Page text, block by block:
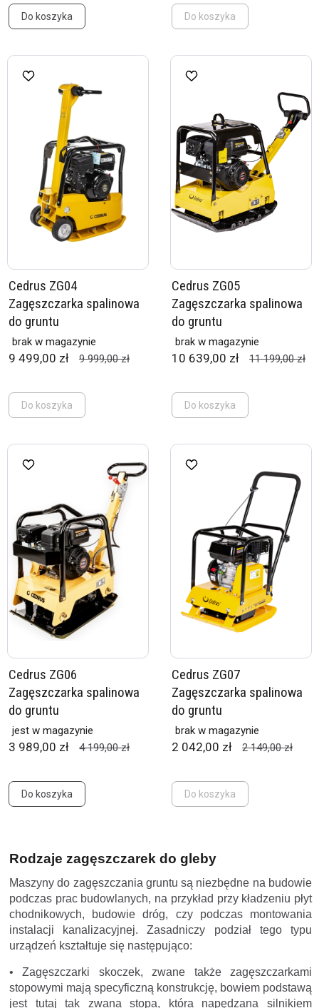
Do koszyka Do koszyka
Cedrus ZG04
Zagęszczarka spalinowa
do gruntu
brak w magazynie
9 499,00 zł 9 999,00 zł
Do koszyka
Cedrus ZG05
Zagęszczarka spalinowa
do gruntu
brak w magazynie
10 639,00 zł 11 199,00 zł
Do koszyka
Cedrus ZG06
Zagęszczarka spalinowa
do gruntu
jest w magazynie
3 989,00 zł 4 199,00 zł
Do koszyka
Cedrus ZG07
Zagęszczarka spalinowa
do gruntu
brak w magazynie
2 042,00 zł 2 149,00 zł
Do koszyka
Rodzaje zagęszczarek do gleby
Maszyny do zagęszczania gruntu są niezbędne na budowie
podczas prac budowlanych, na przykład przy kładzeniu płyt
chodnikowych, budowie dróg, czy podczas montowania
instalacji kanalizacyjnej. Zasadniczy podział tego typu
urządzeń kształtuje się następująco:
• Zagęszczarki skoczek, zwane także zagęszczarkami
stopowymi mają specyficzną konstrukcję, bowiem podstawą
jest tutaj tak zwana stopa, która napędzana silnikiem